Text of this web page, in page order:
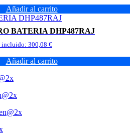
Añadir al carrito
BATERIA DHP487RAJ
incluido: 300,08 €
Añadir al carrito